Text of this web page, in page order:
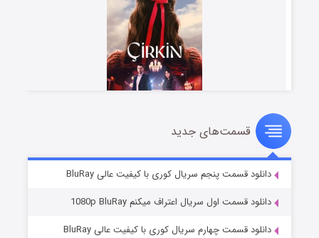
سریال زشت
قسمت۵ (زیرنویس) منتشر شد
قسمت‌های جدید
دانلود قسمت پنجم سریال کوری با کیفیت عالی BluRay
دانلود قسمت اول سریال اعتراف میکنم 1080p BluRay
دانلود قسمت چهارم سریال کوری با کیفیت عالی BluRay